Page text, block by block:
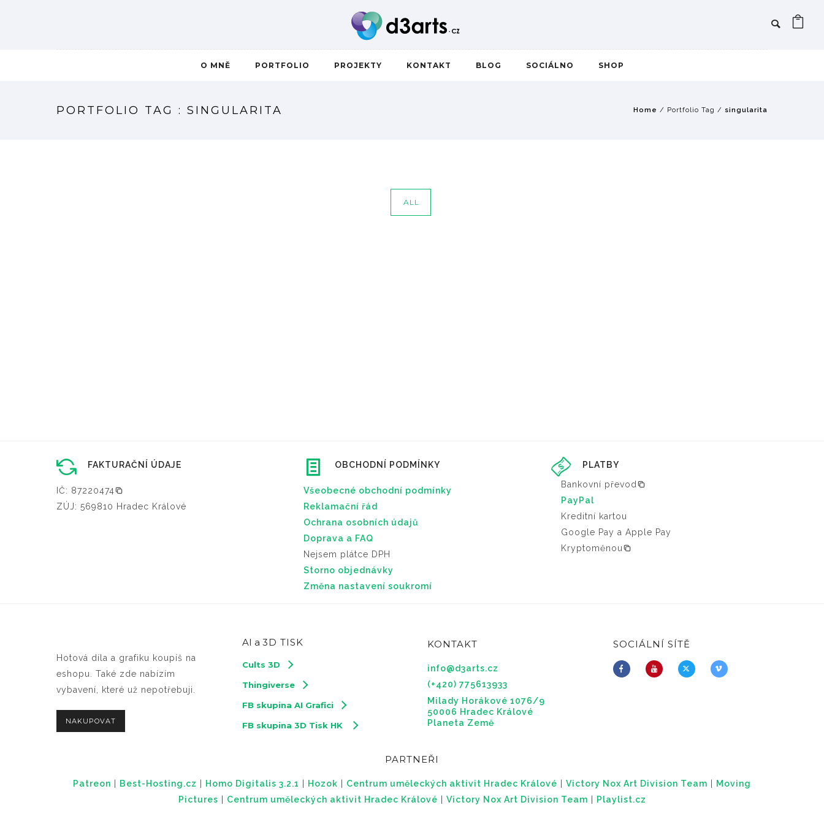
O MNĚ PORTFOLIO PROJEKTY KONTAKT BLOG SOCIÁLNO SHOP
PORTFOLIO TAG : SINGULARITA Home / Portfolio Tag / singularita
ALL
FAKTURAČNÍ ÚDAJE
IČ: 87220474
ZÚJ: 569810 Hradec Králové
OBCHODNÍ PODMÍNKY
Všeobecné obchodní podmínky
Reklamační řád
Ochrana osobních údajů
Doprava a FAQ
Nejsem plátce DPH
Storno objednávky
Změna nastavení soukromí
PLATBY
Bankovní převod
PayPal
Kreditní kartou
Google Pay a Apple Pay
Kryptoměnou
Hotová díla a grafiku koupíš na
eshopu. Také zde nabízím
vybavení, které už nepotřebuji.
NAKUPOVAT
AI a 3D TISK
Cults 3D
Thingiverse
FB skupina AI Grafici
FB skupina 3D Tisk HK
KONTAKT
info@d3arts.cz
(+420) 775613933
Milady Horákové 1076/9
50006 Hradec Králové
Planeta Země
SOCIÁLNÍ SÍTĚ
PARTNEŘI
Patreon Best-Hosting.cz Homo Digitalis 3.2.1 Hozok Centrum uměleckých aktivit Hradec Králové Victory Nox Art Division Team
Moving
Pictures
Centrum uměleckých aktivit Hradec Králové Victory Nox Art Division Team Playlist.cz